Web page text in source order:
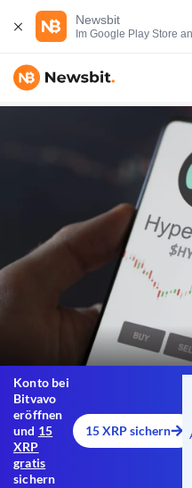
Newsbit
Im Google Play Store
Konto bei
Bitvavo
eröffnen
und 15
XRP
gratis
sichern
15 XRP sichern